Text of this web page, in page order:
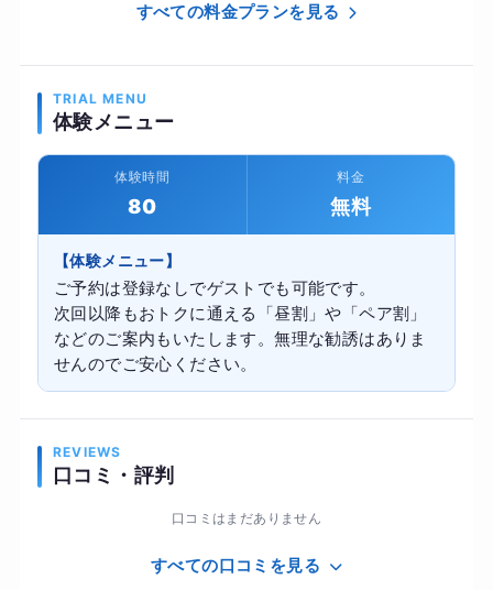
すべての料金プランを見る
TRIAL MENU
体験メニュー
体験時間
80
料金
無料
【体験メニュー】
ご予約は登録なしでゲストでも可能です。
次回以降もおトクに通える「昼割」や「ペア割」
などのご案内もいたします。無理な勧誘はありま
せんのでご安心ください。
REVIEWS
口コミ・評判
口コミはまだありません
すべての口コミを見る